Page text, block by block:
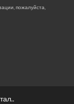
пожалуйста,
.